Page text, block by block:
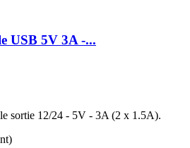
USB 5V 3A -...
sortie 12/24 - 5V - 3A (2 x 1.5A).